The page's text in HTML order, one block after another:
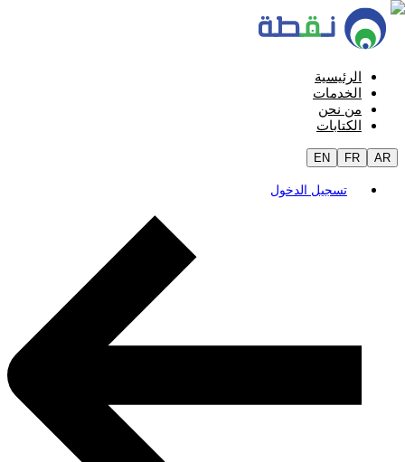
الرئيسية
الخدمات
من نحن
الكتابات
EN FR AR
تسجيل الدخول